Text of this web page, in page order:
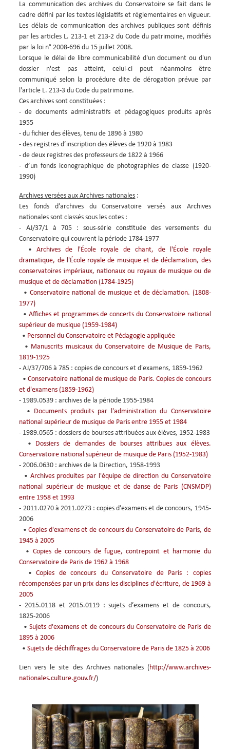
La communication des archives du Conservatoire se fait dans le
cadre défini par les textes législatifs et réglementaires en vigueur.
Les délais de communication des archives publiques sont définis
par les articles L. 213-1 et 213-2 du Code du patrimoine, modifiés
par la loi n° 2008-696 du 15 juillet 2008.
Lorsque le délai de libre communicabilité d'un document ou d'un
dossier n'est pas atteint, celui-ci peut néanmoins être
communiqué selon la procédure dite de dérogation prévue par
l'article L. 213-3 du Code du patrimoine.
Ces archives sont constituées :
- de documents administratifs et pédagogiques produits après
1955
- du fichier des élèves, tenu de 1896 à 1980
- des registres d’inscription des élèves de 1920 à 1983
- de deux registres des professeurs de 1822 à 1966
- d’un fonds iconographique de photographies de classe (1920-
1990)
Archives versées aux Archives nationales :
Les fonds d’archives du Conservatoire versés aux Archives
nationales sont classés sous les cotes :
- AJ/37/1 à 705 : sous-série constituée des versements du
Conservatoire qui couvrent la période 1784-1977
•Archives de l'École royale de chant, de l'École royale
dramatique, de l'École royale de musique et de déclamation, des
conservatoires impériaux, nationaux ou royaux de musique ou de
musique et de déclamation (1784-1925)
• Conservatoire national de musique et de déclamation. (1808-
1977)
• Affiches et programmes de concerts du Conservatoire national
supérieur de musique (1959-1984)
• Personnel du Conservatoire et Pédagogie appliquée
• Manuscrits musicaux du Conservatoire de Musique de Paris,
1819-1925
- AJ/37/706 à 785 : copies de concours et d'examens, 1859-1962
•Conservatoire national de musique de Paris. Copies de concours
et d'examens (1859-1962)
- 1989.0539 : archives de la période 1955-1984
• Documents produits par l'administration du Conservatoire
national supérieur de musique de Paris entre 1955 et 1984
- 1989.0565 : dossiers de bourses attribuées aux élèves, 1952-1983
• Dossiers de demandes de bourses attribues aux élèves.
Conservatoire national supérieur de musique de Paris (1952-1983)
- 2006.0630 : archives de la Direction, 1958-1993
• Archives produites par l'équipe de direction du Conservatoire
national supérieur de musique et de danse de Paris (CNSMDP)
entre 1958 et 1993
- 2011.0270 à 2011.0273 : copies d’examens et de concours, 1945-
2006
•Copies d'examens et de concours du Conservatoire de Paris, de
1945 à 2005
• Copies de concours de fugue, contrepoint et harmonie du
Conservatoire de Paris de 1962 à 1968
•Copies de concours du Conservatoire de Paris : copies
récompensées par un prix dans les disciplines d'écriture, de 1969 à
2005
- 2015.0118 et 2015.0119 : sujets d’examens et de concours,
1825-2006
• Sujets d'examens et de concours du Conservatoire de Paris de
1895 à 2006
•Sujets de déchiffrages du Conservatoire de Paris de 1825 à 2006
Lien vers le site des Archives nationales (http://www.archives-
nationales.culture.gouv.fr/)
Image